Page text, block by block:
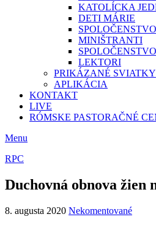
KATOLÍCKA
DETI MÁRIE
MINIŠTRANTI
LEKTORI
PRIKÁZANÉ SVIATKY
APLIKÁCIA
KONTAKT
LIVE
RÓMSKE PASTORAČNÉ
Menu
RPC
Duchovná obnova žien
8. augusta 2020 Nekomentované